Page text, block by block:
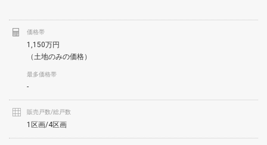
価格帯
1,150万円
（土地のみの価格）
最多価格帯
-
販売戸数/総戸数
1区画/4区画